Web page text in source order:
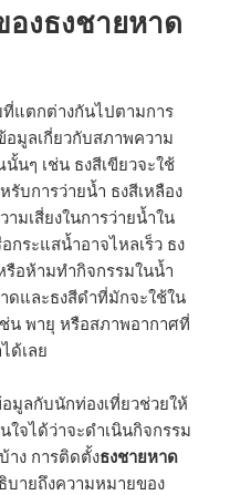
องธงชายหาด
แตกต่างกันไปตามการ
มูลเกี่ยวกับสภาพความ
นๆ เช่น ธงสีเขียวจะใช้
บการว่ายน้ำ ธงสีเหลือง
มเสี่ยงในการว่ายน้ำใน
ระแสน้ำอาจไหลเร็ว ธง
อห้ามทำกิจกรรมในน้ำ
ดและธงสีดำที่มักจะใช้ใน
น พายุ หรือสภาพอากาศที่
ด้เลย
มูลกับนักท่องเที่ยวช่วยให้
จได้ว่าจะดำเนินกิจกรรม
าง การติดตั้งธงชายหาด
บายถึงความหมายของ